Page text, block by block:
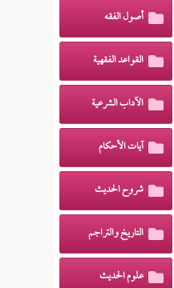
أصول الفقه
القواعد الفقهية
الآداب الشرعية
آيات الأحكام
شروح الحديث
التاريخ والتراجم
علوم الحديث